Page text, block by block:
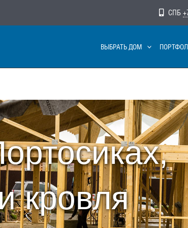
СПБ
ВЫБРАТЬ ДОМ
кровля